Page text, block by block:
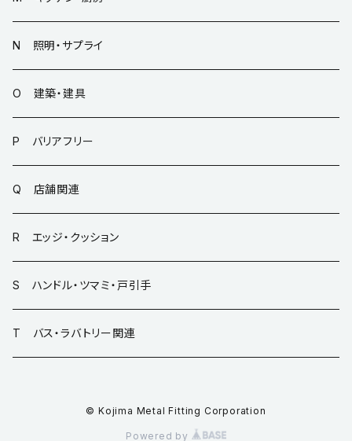
N 照明・サプライ
O 建築・建具
P バリアフリー
Q 店舗関連
R エッジ・クッション
S ハンドル・ツマミ・戸引手
T バス・ラバトリー関連
© Kojima Metal Fitting Corporation
Powered by